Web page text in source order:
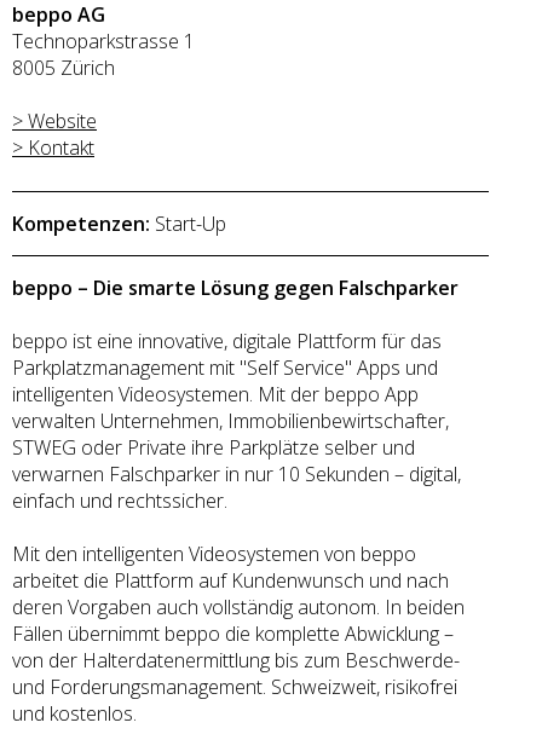
beppo AG
Technoparkstrasse 1
8005 Zürich
> Website
> Kontakt
Kompetenzen: Start-Up
beppo – Die smarte Lösung gegen Falschparker
beppo ist eine innovative, digitale Plattform für das
Parkplatzmanagement mit "Self Service" Apps und
intelligenten Videosystemen. Mit der beppo App
verwalten Unternehmen, Immobilienbewirtschafter,
STWEG oder Private ihre Parkplätze selber und
verwarnen Falschparker in nur 10 Sekunden – digital,
einfach und rechtssicher.
Mit den intelligenten Videosystemen von beppo
arbeitet die Plattform auf Kundenwunsch und nach
deren Vorgaben auch vollständig autonom. In beiden
Fällen übernimmt beppo die komplette Abwicklung –
von der Halterdatenermittlung bis zum Beschwerde-
und Forderungsmanagement. Schweizweit, risikofrei
und kostenlos.